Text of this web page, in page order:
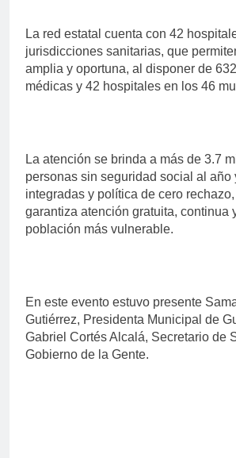
La red estatal cuenta con 42
jurisdicciones sanitarias, que
amplia y oportuna, al disponer de
médicas y 42 hospitales en los 46
La atención se brinda a más de 3.7
personas sin seguridad social al año
integradas y política de cero
garantiza atención gratuita, continua
población más vulnerable.
En este evento estuvo presente
Gutiérrez, Presidenta Municipal de
Gabriel Cortés Alcalá, Secretario de
Gobierno de la Gente.